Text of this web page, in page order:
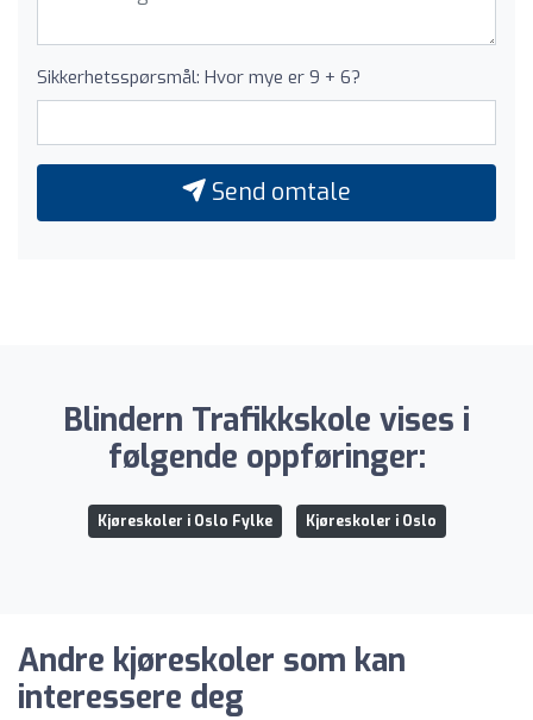
Sikkerhetsspørsmål: Hvor mye er 9 + 6?
Send omtale
Blindern Trafikkskole vises i
følgende oppføringer:
Kjøreskoler i Oslo Fylke Kjøreskoler i Oslo
Andre kjøreskoler som kan
interessere deg